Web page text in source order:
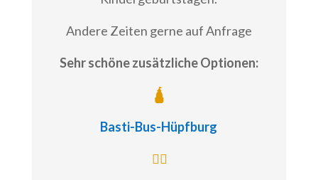
Andere Zeiten gerne auf Anfrage
Sehr schöne zusätzliche Optionen:
🛕
Basti-Bus-Hüpfburg
🏴‍☠️